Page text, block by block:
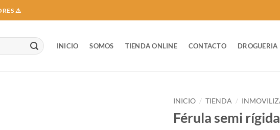
⚠️
INICIO SOMOS TIENDA ONLINE CONTACTO DROGUERIA
INICIO / TIENDA /
Férula semi